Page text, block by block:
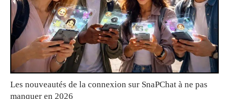
Les nouveautés de la connexion sur SnaPChat à ne pas
manquer en 2026